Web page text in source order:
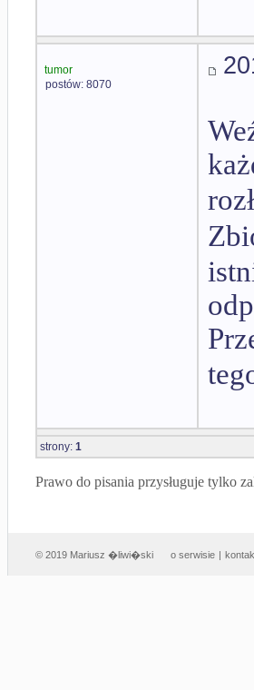
tumor
postów: 8070
strony: 1
Prawo do pisania przysługuje tylko
© 2019 Mariusz �liwi�ski o serwisie |